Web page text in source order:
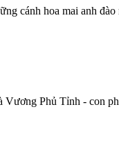
cánh hoa mai anh
Phủ Tỉnh - con